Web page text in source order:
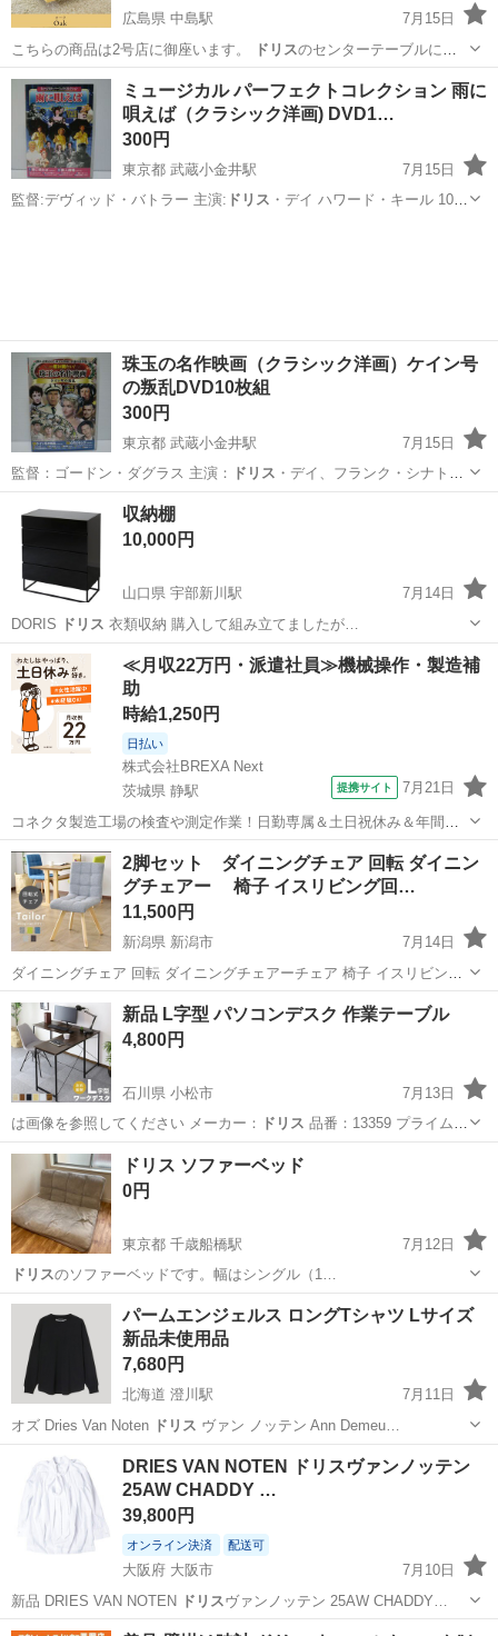
広島県 中島駅
7月15日
こちらの商品は2号店に御座います。
ドリスのセンターテーブルにな
ります。 ★天…
広島 広島市 テーブル ドリス
ミュージカル パーフェクトコレクション 雨に
唄えば（クラシック洋画) DVD1…
300円
東京都 武蔵小金井駅
7月15日
監督:デヴィッド・バトラー 主演: ドリス ・デイ ハワード・キール 10.
珠玉の名作映画（クラシック洋画）ケイン号
の叛乱DVD10枚組
300円
東京都 武蔵小金井駅
7月15日
監督：ゴードン・ダグラス 主演：
ドリス ・デイ、フランク・シナトラ
【シ…
小金井市 武蔵小金井駅
収納棚
10,000円
山口県 宇部新川駅
7月14日
DORIS
ドリス 衣類収納 購入して組み立てましたが…
山口 宇部市 宇部新川駅 家具
≪月収22万円・派遣社員≫機械操作・製造補
助
時給1,250円
日払い
株式会社BREXA Next
茨城県 静駅
提携サイト 7月21日
コネクタ製造工場の検査や測定作業！日勤専属＆土日祝休み＆年間休
日128日★クリーンルーム内作業★マイカー通勤OK＆無料駐車場あり
★就業先食堂利用可！日払い制度あり！《茨城県常陸大宮市》 人気の
工場のお仕事 ◇コネクタ製造工...
茨城 常陸大宮市 静駅 その他
2脚セット ダイニングチェア 回転 ダイニン
グチェアー 椅子 イスリビング回…
11,500円
新潟県 新潟市
7月14日
ダイニングチェア 回転 ダイニングチェアーチェア 椅子 イスリビング
回転椅子 勉強子チェアーテイラーおしゃれ北欧 座る部分が360度回転
いたします 定価 一脚 8990円 2脚セット 新品未使用で購入し一脚
はクッシ...
新潟 新潟市 椅子
新品 L字型 パソコンデスク 作業テーブル
4,800円
石川県 小松市
7月13日
は画像を参照してください メーカー：
ドリス 品番：13359 プライム
☑︎受…
石川 小松市 テーブル
ドリス ソファーベッド
0円
東京都 千歳船橋駅
7月12日
ドリスのソファーベッドです。幅はシングル（1…
東京 世田谷区
パームエンジェルス ロングTシャツ Lサイズ
新品未使用品
7,680円
北海道 澄川駅
7月11日
オズ Dries Van Noten ドリス ヴァン ノッテン Ann Demeu…
北海道 リック オウエンス
DRIES VAN NOTEN ドリスヴァンノッテン
25AW CHADDY …
39,800円
オンライン決済 配送可
大阪府 大阪市
7月10日
新品 DRIES VAN NOTEN ドリスヴァンノッテン 25AW CHADDY…
大阪 大阪市 シャツ 新古品